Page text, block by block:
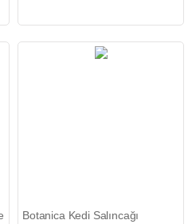
Botanica Kedi Salıncağı